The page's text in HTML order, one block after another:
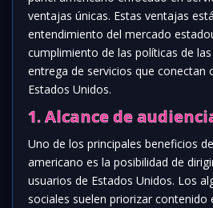
ventajas únicas. Estas ventajas
entendimiento del mercado
cumplimiento de las políticas de
entrega de servicios que conectan
Estados Unidos.
1. Alcance de
Uno de los principales beneficios
americano es la posibilidad de
usuarios de Estados Unidos. Los
sociales suelen priorizar contenido